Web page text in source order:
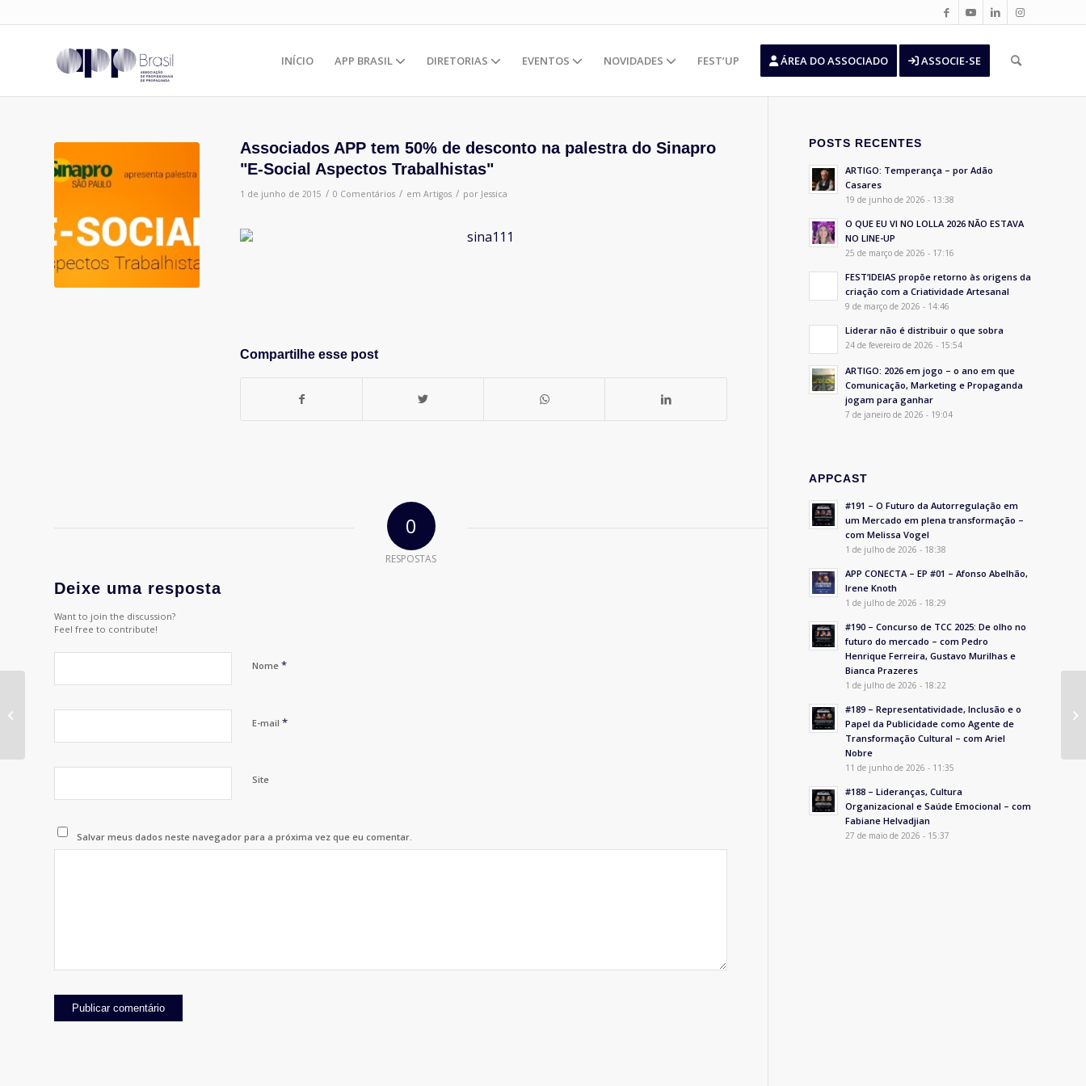
INÍCIO APP BRASIL DIRETORIAS EVENTOS NOVIDADES FEST’UP ÁREA DO ASSOCIADO ASSOCIE-SE
Associados APP tem 50% de desconto na palestra do Sinapro
"E-Social Aspectos Trabalhistas"
1 de junho de 2015 / 0 Comentários / em Artigos / por Jessica
Compartilhe esse post
0
RESPOSTAS
Deixe uma resposta
Want to join the discussion?
Feel free to contribute!
Nome *
E-mail *
Site
Salvar meus dados neste navegador para a próxima vez que eu comentar.
POSTS RECENTES
ARTIGO: Temperança – por Adão
Casares
19 de junho de 2026 - 13:38
O QUE EU VI NO LOLLA 2026 NÃO ESTAVA
NO LINE-UP
25 de março de 2026 - 17:16
FEST’IDEIAS propõe retorno às origens da
criação com a Criatividade Artesanal
9 de março de 2026 - 14:46
Liderar não é distribuir o que sobra
24 de fevereiro de 2026 - 15:54
ARTIGO: 2026 em jogo – o ano em que
Comunicação, Marketing e Propaganda
jogam para ganhar
7 de janeiro de 2026 - 19:04
APPCAST
#191 – O Futuro da Autorregulação em
um Mercado em plena transformação –
com Melissa Vogel
1 de julho de 2026 - 18:38
APP CONECTA – EP #01 – Afonso Abelhão,
Irene Knoth
1 de julho de 2026 - 18:29
#190 – Concurso de TCC 2025: De olho no
futuro do mercado – com Pedro
Henrique Ferreira, Gustavo Murilhas e
Bianca Prazeres
1 de julho de 2026 - 18:22
#189 – Representatividade, Inclusão e o
Papel da Publicidade como Agente de
Transformação Cultural – com Ariel
Nobre
11 de junho de 2026 - 11:35
#188 – Lideranças, Cultura
Organizacional e Saúde Emocional – com
Fabiane Helvadjian
27 de maio de 2026 - 15:37
Karman Ghia,
Minister